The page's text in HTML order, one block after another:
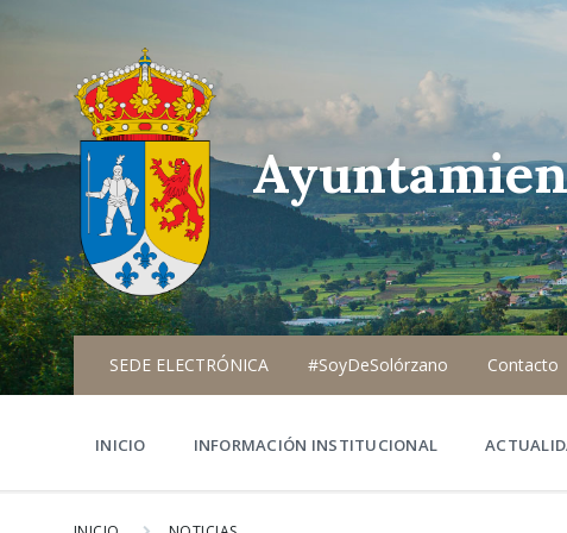
SEDE ELECTRÓNICA #SoyDeSolórzano Contacto
INICIO INFORMACIÓN INSTITUCIONAL